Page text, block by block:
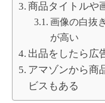
商品タイトルや
画像の白抜
が高い
出品をしたら広
アマゾンから商
ビスもある